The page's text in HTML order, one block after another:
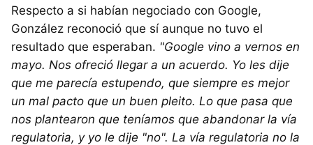
Respecto a si habían negociado con Google,
González reconoció que sí aunque no tuvo el
resultado que esperaban. "Google vino a vernos en
mayo. Nos ofreció llegar a un acuerdo. Yo les dije
que me parecía estupendo, que siempre es mejor
un mal pacto que un buen pleito. Lo que pasa que
nos plantearon que teníamos que abandonar la vía
regulatoria, y yo le dije "no". La vía regulatoria no la